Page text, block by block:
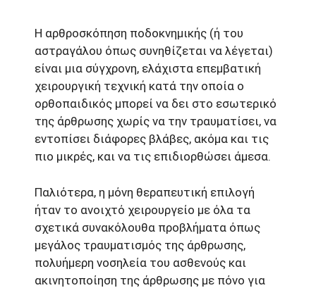
Η αρθροσκόπηση ποδοκνημικής (ή του
αστραγάλου όπως συνηθίζεται να λέγεται)
είναι μια σύγχρονη, ελάχιστα επεμβατική
χειρουργική τεχνική κατά την οποία ο
ορθοπαιδικός μπορεί να δει στο εσωτερικό
της άρθρωσης χωρίς να την τραυματίσει, να
εντοπίσει διάφορες βλάβες, ακόμα και τις
πιο μικρές, και να τις επιδιορθώσει άμεσα.
Παλιότερα, η μόνη θεραπευτική επιλογή
ήταν το ανοιχτό χειρουργείο με όλα τα
σχετικά συνακόλουθα προβλήματα όπως
μεγάλος τραυματισμός της άρθρωσης,
πολυήμερη νοσηλεία του ασθενούς και
ακινητοποίηση της άρθρωσης με πόνο για